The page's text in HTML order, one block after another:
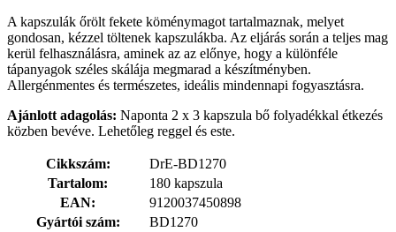
A kapszulák őrölt fekete köménymagot tartalmaznak, melyet
gondosan, kézzel töltenek kapszulákba. Az eljárás során a teljes mag
kerül felhasználásra, aminek az az előnye, hogy a különféle
tápanyagok széles skálája megmarad a készítményben.
Allergénmentes és természetes, ideális mindennapi fogyasztásra.
Ajánlott adagolás: Naponta 2 x 3 kapszula bő folyadékkal étkezés
közben bevéve. Lehetőleg reggel és este.
Cikkszám:
DrE-BD1270
Tartalom:
180 kapszula
EAN:
9120037450898
Gyártói szám:
BD1270